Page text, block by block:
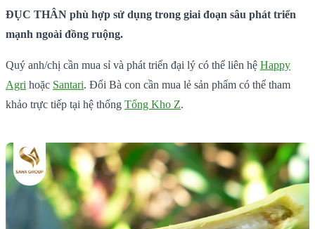
ĐỤC THÂN phù hợp sử dụng trong giai đoạn sâu phát triển
mạnh ngoài đồng ruộng.
Quý anh/chị cần mua sỉ và phát triển đại lý có thể liên hệ Happy
Agri hoặc Santari. Đối Bà con cần mua lẻ sản phẩm có thể tham
khảo trực tiếp tại hệ thống Tổng Kho Z.